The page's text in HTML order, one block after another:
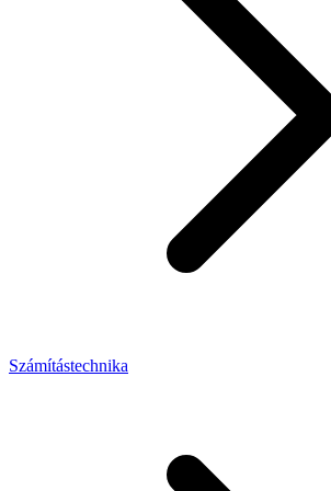
Számítástechnika